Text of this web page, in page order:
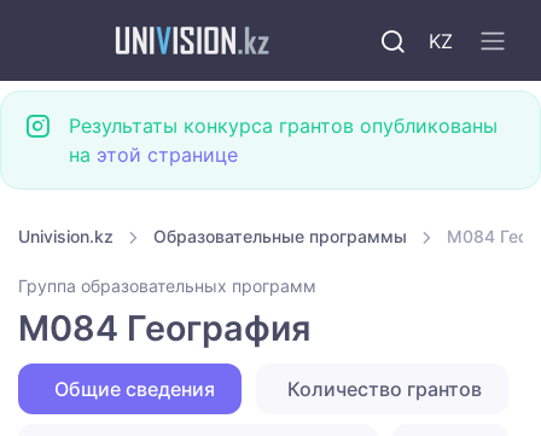
KZ
Результаты конкурса грантов опубликованы
на этой странице
Univision.kz Образовательные программы M084
Группа образовательных программ
M084 География
Общие сведения Количество грантов